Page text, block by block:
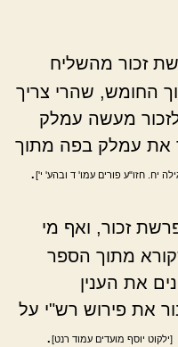
זכור מהשליח
החומש, שהרי צריך
מעשה עמלק
את עמלק בפה מתוך
יח. חזו"ע פורים עמו' ד ובהע' י'].
זכור, ואף מי
מתוך הספר
את הענין
את פירוש רש"י על
[ילקוט יוסף מועדים עמוד רנט].